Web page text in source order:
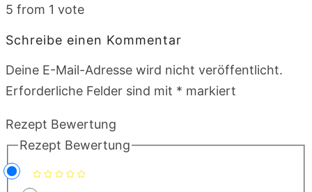
5 from 1 vote
Schreibe einen Kommentar
Deine E-Mail-Adresse wird nicht veröffentlicht.
Erforderliche Felder sind mit * markiert
Rezept Bewertung
Rezept Bewertung